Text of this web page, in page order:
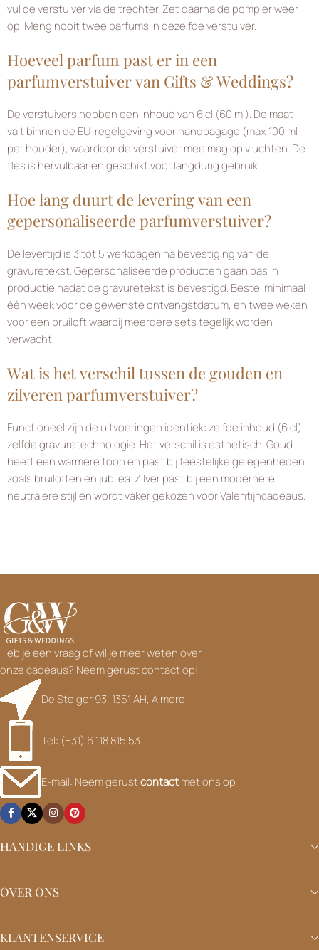
vul de verstuiver via de trechter. Zet daarna de pomp er weer
op. Meng nooit twee parfums in dezelfde verstuiver.
Hoeveel parfum past er in een
parfumverstuiver van Gifts & Weddings?
De verstuivers hebben een inhoud van 6 cl (60 ml). De maat
valt binnen de EU-regelgeving voor handbagage (max 100 ml
per houder), waardoor de verstuiver mee mag op vluchten. De
fles is hervulbaar en geschikt voor langdurig gebruik.
Hoe lang duurt de levering van een
gepersonaliseerde parfumverstuiver?
De levertijd is 3 tot 5 werkdagen na bevestiging van de
gravuretekst. Gepersonaliseerde producten gaan pas in
productie nadat de gravuretekst is bevestigd. Bestel minimaal
één week voor de gewenste ontvangstdatum, en twee weken
voor een bruiloft waarbij meerdere sets tegelijk worden
verwacht.
Wat is het verschil tussen de gouden en
zilveren parfumverstuiver?
Functioneel zijn de uitvoeringen identiek: zelfde inhoud (6 cl),
zelfde gravuretechnologie. Het verschil is esthetisch. Goud
heeft een warmere toon en past bij feestelijke gelegenheden
zoals bruiloften en jubilea. Zilver past bij een modernere,
neutralere stijl en wordt vaker gekozen voor Valentijncadeaus.
Heb je een vraag of wil je meer weten over
onze cadeaus? Neem gerust contact op!
De Steiger 93, 1351 AH, Almere
Tel: (+31) 6 118.815.53
E-mail: Neem gerustcontactmet ons op
HANDIGE LINKS
OVER ONS
KLANTENSERVICE